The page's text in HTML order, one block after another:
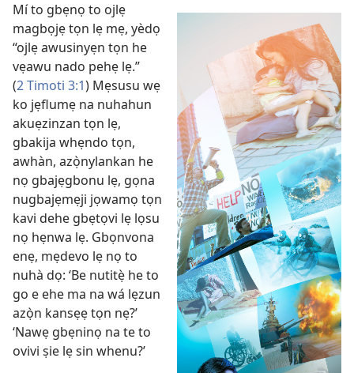
Mí to gbẹnọ to ojlẹ
magbọjẹ tọn lẹ mẹ, yèdọ
“ojlẹ awusinyẹn tọn he
vẹawu nado pehẹ lẹ.”
(2 Timoti 3:1) Mẹsusu wẹ
ko jẹflumẹ na nuhahun
akuẹzinzan tọn lẹ,
gbakija whẹndo tọn,
awhàn, azọ̀nylankan he
nọ gbajẹgbonu lẹ, gọna
nugbajẹmẹji jọwamọ tọn
kavi dehe gbẹtọvi lẹ lọsu
nọ hẹnwa lẹ. Gbọnvona
enẹ, mẹdevo lẹ nọ to
nuhà dọ: ‘Be nutitẹ̀ he to
go e ehe ma na wá lẹzun
azọ̀n kansẹẹ tọn nẹ?’
‘Nawẹ gbẹninọ na te to
ovivi ṣie lẹ sin whenu?’